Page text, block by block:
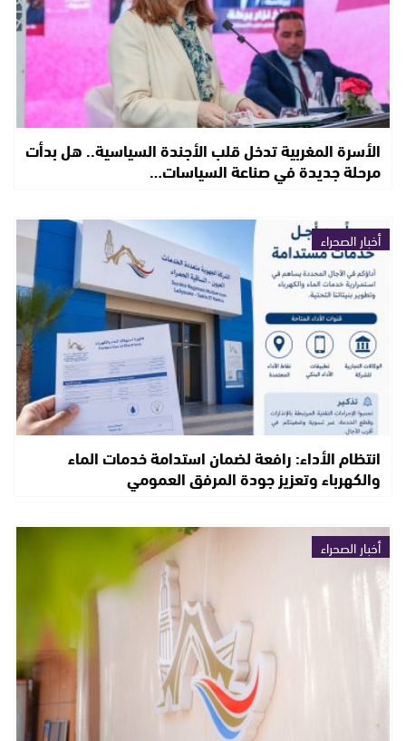
الأسرة المغربية تدخل قلب الأجندة السياسية.. هل بدأت
مرحلة جديدة في صناعة السياسات…
أخبار الصحراء
انتظام الأداء: رافعة لضمان استدامة خدمات الماء
والكهرباء وتعزيز جودة المرفق العمومي
أخبار الصحراء